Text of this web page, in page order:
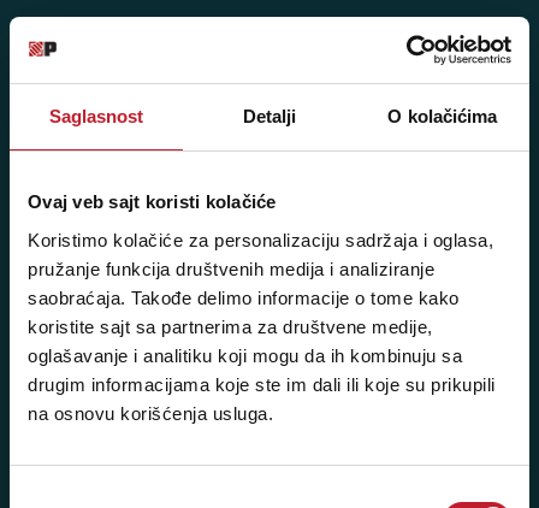
Saglasnost Detalji O kolačićima
Ovaj veb sajt koristi kolačiće
Koristimo kolačiće za personalizaciju sadržaja i oglasa,
pružanje funkcija društvenih medija i analiziranje
saobraćaja. Takođe delimo informacije o tome kako
koristite sajt sa partnerima za društvene medije,
oglašavanje i analitiku koji mogu da ih kombinuju sa
drugim informacijama koje ste im dali ili koje su prikupili
na osnovu korišćenja usluga.
11103 Beograd, Srbija
Pišite nam: info@player.rs
Sms/Viber/WhatsApp
060/6470116
NAŠE PRODAVNICE
Beograd - Svetogorska 9